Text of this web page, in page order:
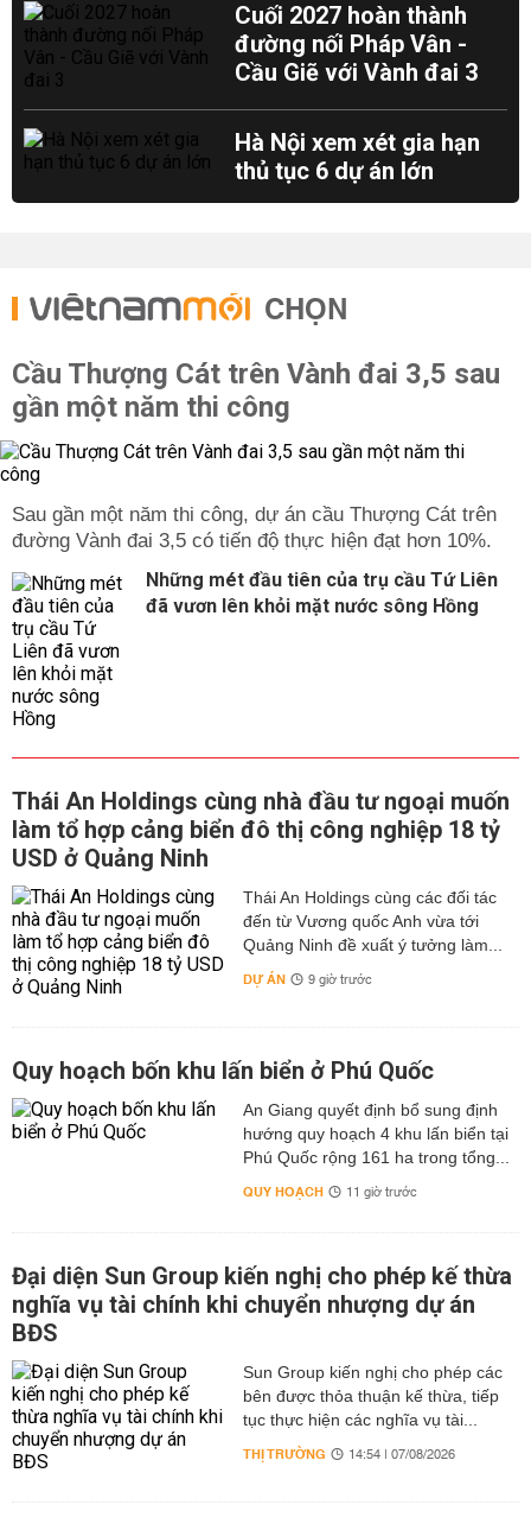
Cuối 2027 hoàn thành
đường nối Pháp Vân -
Cầu Giẽ với Vành đai 3
Hà Nội xem xét gia hạn
thủ tục 6 dự án lớn
CHỌN
Cầu Thượng Cát trên Vành đai 3,5 sau
gần một năm thi công
Sau gần một năm thi công, dự án cầu Thượng Cát trên
đường Vành đai 3,5 có tiến độ thực hiện đạt hơn 10%.
Những mét đầu tiên của trụ cầu Tứ Liên
đã vươn lên khỏi mặt nước sông Hồng
Thái An Holdings cùng nhà đầu tư ngoại muốn
làm tổ hợp cảng biển đô thị công nghiệp 18 tỷ
USD ở Quảng Ninh
Thái An Holdings cùng các đối tác
đến từ Vương quốc Anh vừa tới
Quảng Ninh đề xuất ý tưởng làm...
DỰ ÁN 9 giờ trước
Quy hoạch bốn khu lấn biển ở Phú Quốc
An Giang quyết định bổ sung định
hướng quy hoạch 4 khu lấn biển tại
Phú Quốc rộng 161 ha trong tổng...
QUY HOẠCH 11 giờ trước
Đại diện Sun Group kiến nghị cho phép kế thừa
nghĩa vụ tài chính khi chuyển nhượng dự án
BĐS
Sun Group kiến nghị cho phép các
bên được thỏa thuận kế thừa, tiếp
tục thực hiện các nghĩa vụ tài...
THỊ TRƯỜNG 14:54 | 07/08/2026